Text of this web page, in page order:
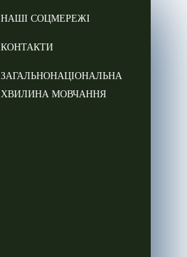
НАШІ СОЦМЕРЕЖІ
КОНТАКТИ
ЗАГАЛЬНОНАЦІОНАЛЬНА
ХВИЛИНА МОВЧАННЯ